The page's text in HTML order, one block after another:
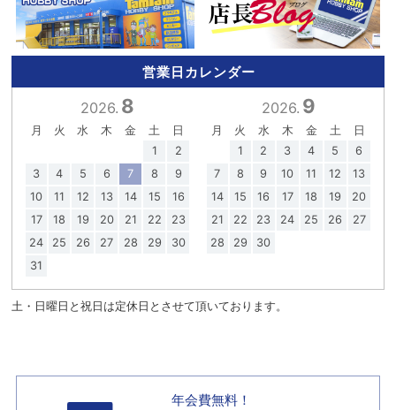
営業日カレンダー
2026. 8
月 火 水 木 金 土
日
1
2
3
4 5 6 7 8
9
10
11 12 13 14 15
16
17
18 19 20 21 22
23
24
25 26 27 28 29
30
31
2026. 9
月 火 水 木 金 土
日
1
2 3 4 5
6
7
8 9 10 11 12
13
14
15 16 17 18 19
20
21
22 23 24 25 26
27
28
29 30
土・日曜日と祝日は定休日とさせて頂いております。
年会費無料！